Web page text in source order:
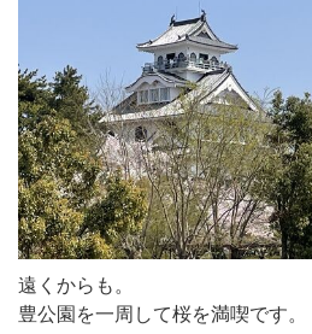
遠くからも。
豊公園を一周して桜を満喫です。